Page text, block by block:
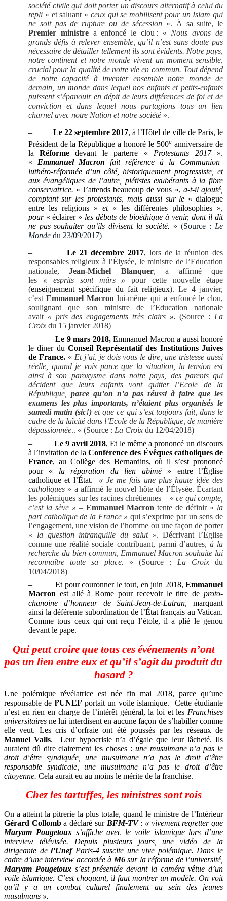
société civile qui doit porter un discours alternatif à celui du
repli » et saluant « ceux qui se mobilisent pour un Islam qui
ne soit pas de rupture ou de sécession ». À sa suite, le
Premier ministrea enfoncé le clou : «Nous avons de
grands défis à relever ensemble, qu’il n’est sans doute pas
nécessaire de détailler tellement ils sont évidents. Notre pays,
notre continent et notre monde vivent un moment sensible,
crucial pour la qualité de notre vie en commun. Tout dépend
de notre capacité à inventer ensemble notre monde de
demain, un monde dans lequel nos enfants et petits-enfants
puissent s’épanouir en dépit de leurs différences de foi et de
conviction et dans lequel nous partagions tous un lien
charnel avec notre Nation et notre société».
–
Le 22 septembre 2017, à l’Hôtel de ville de Paris, le
Président de la République a honoré le 500e anniversaire de
laRéforme devant le parterre « Protestants 2017».
« Emmanuel Macron fait référence à la Communion
luthéro-réformée d’un côté, historiquement progressiste, et
aux évangéliques de l’autre, piétistes exubérants à la fibre
conservatrice. « J’attends beaucoup de vous », a-t-il ajouté,
comptant sur les protestants, mais aussi sur le « dialogue
entre les religions » et « les différentes philosophies »
pour « éclairer » les débats de bioéthique à venir, dont il dit
ne pas souhaiter qu’ils divisent la société. » (Source : Le
Mondedu 23/09/2017)
–
Le 21 décembre 2017, lors de la réunion des
responsables religieux à l’Élysée, le ministre de l’Education
nationale,Jean-Michel Blanquer, a affirmé que
les « esprits sont mûrs »pour cette nouvelle étape
(enseignement spécifique du fait religieux). Le 4 janvier,
c’estEmmanuel Macron lui-même qui a enfoncé le clou,
soulignant que son ministre de l’Education nationale
avait « pris des engagements très clairs ».(Source : La
Croix du 15 janvier 2018)
–
Le 9 mars 2018,Emmanuel Macron a aussi honoré
le diner du Conseil Représentatif des Institutions Juives
de France.« Et j’ai, je dois vous le dire, une tristesse aussi
réelle, quand je vois parce que la situation, la tension est
ainsi à son paroxysme dans notre pays, des parents qui
décident que leurs enfants vont quitter l’Ecole de la
République, parce qu’on n’a pas réussi à faire que les
examens les plus importants, n’étaient plus organisés le
samedi matin (sic!) et que ce qui s’est toujours fait, dans le
cadre de la laïcité dans l’Ecole de la République, de manière
dépassionnée.. « (Source : La Croix du 12/04/2018)
–
Le 9 avril 2018, Et le même a prononcé un discours
à l’invitation de la Conférence des Évêques catholiques de
France, au Collège des Bernardins, où il s’est prononcé
pour « la réparation du lien abimé» entre l’Église
catholique et l’État.
« Je me fais une plus haute idée des
catholiques » a affirmé le nouvel hôte de l’Élysée. Écartant
les polémiques sur les racines chrétiennes – « ce qui compte,
c’est la sève » – Emmanuel Macron tente de définir « la
part catholique de la France » qui s’exprime par un sens de
l’engagement, une vision de l’homme ou une façon de porter
« la question intranquille du salut ». Décrivant l’Église
comme une réalité sociale contribuant, parmi d’autres, à la
recherche du bien commun, Emmanuel Macron souhaite lui
reconnaître toute sa place. » (Source : La Croixdu
10/04/2018)
–
Et pour couronner le tout, en juin 2018, Emmanuel
Macron est allé à Rome pour recevoir le titre de proto-
chanoine d’honneur de Saint-Jean-de-Latran, marquant
ainsi la déférente subordination de l’État français au Vatican.
Comme tous ceux qui ont reçu l’étole, il a plié le genou
devant le pape.
Qui peut croire que tous ces événements n’ont
pas un lien entre eux et qu’il s’agit du produit du
hasard ?
Une polémique révélatrice est née fin mai 2018, parce qu’une
responsable de l’UNEF portait un voile islamique.
Cette étudiante
n’est en rien en charge de l’intérêt général, la loi et les Franchises
universitaires ne lui interdisent en aucune façon de s’habiller comme
elle veut. Les cris d’orfraie ont été poussés par les réseaux de
Manuel Valls.
Leur hypocrisie n’a d’égale que leur lâcheté. Ils
auraient dû dire clairement les choses : une musulmane n’a pas le
droit d‘être syndiquée, une musulmane n’a pas le droit d’être
responsable syndicale, une musulmane n’a pas le droit d’être
citoyenne. Cela aurait eu au moins le mérite de la franchise.
Chez les tartuffes, les ministres sont rois
On a atteint la pitrerie la plus totale, quand le ministre de l’Intérieur
Gérard Collomba déclaré sur BFM-TV: « vivement regretter que
Maryam Pougetouxs’affiche avec le voile islamique lors d’une
interview télévisée. Depuis plusieurs jours, une vidéo de la
dirigeante del’UnefParis-4 suscite une vive polémique. Dans le
cadre d’une interview accordée à M6sur la réforme de l’université,
Maryam Pougetouxs’est présentée devant la caméra vêtue d’un
voile islamique. C’est choquant, il faut montrer un modèle. On voit
qu’il y a un combat culturel finalement au sein des jeunes
musulmans ».